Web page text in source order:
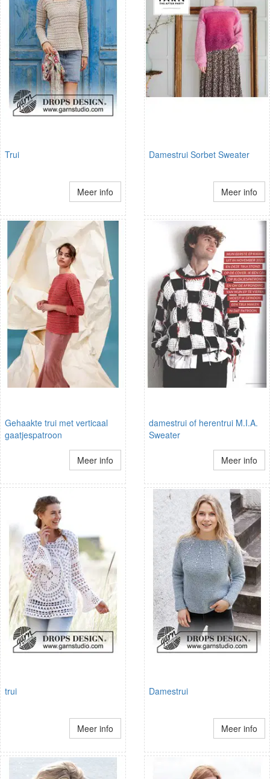
Trui
Meer info
Damestrui Sorbet Sweater
Meer info
Gehaakte trui met verticaal
gaatjespatroon
Meer info
damestrui of herentrui M.I.A.
Sweater
Meer info
trui
Meer info
Damestrui
Meer info